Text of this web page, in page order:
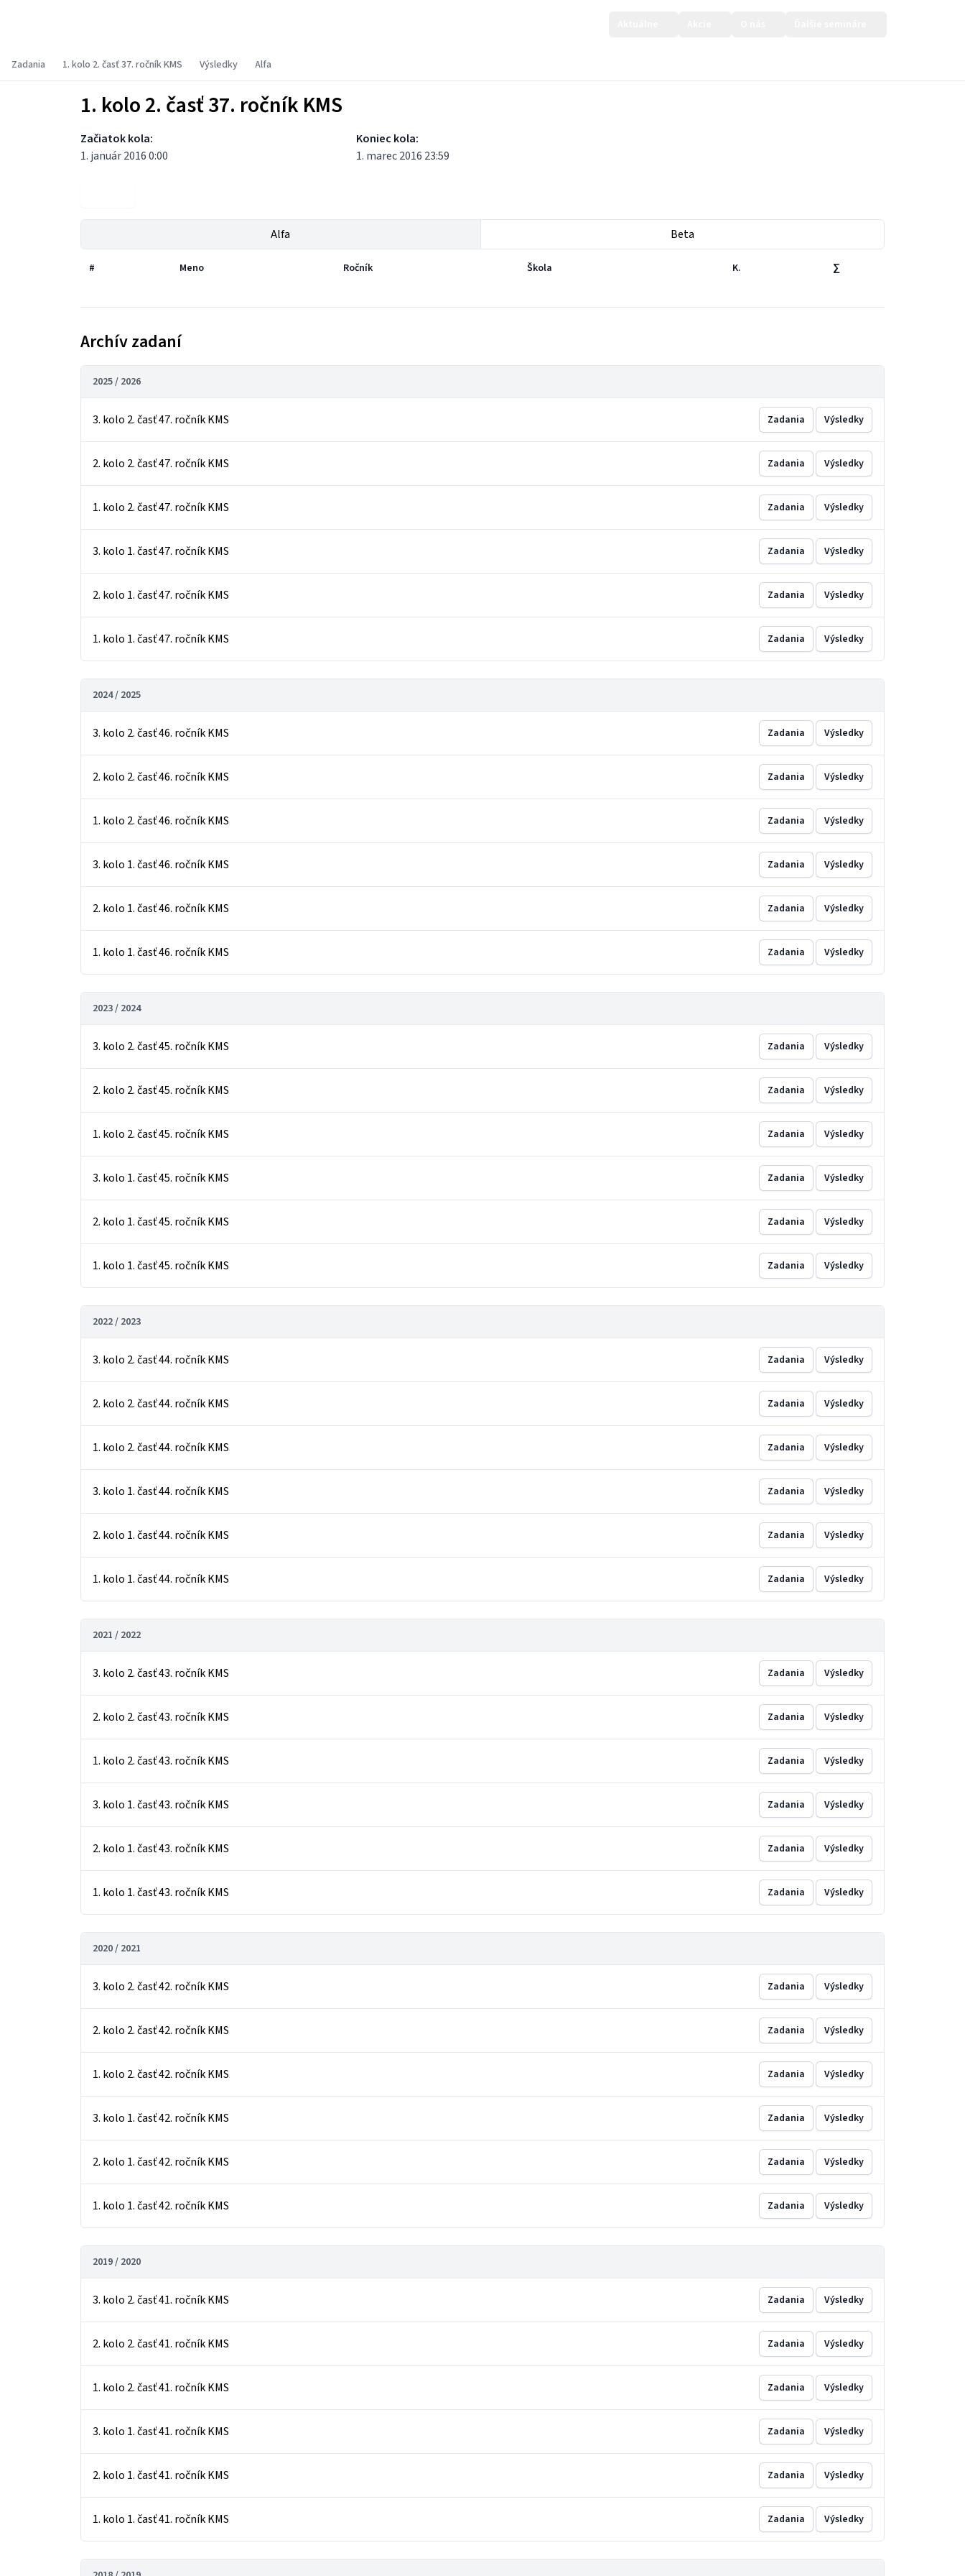
Zadania 1. kolo 2. časť 37. ročník KMS Výsledky Alfa
1. kolo 2. časť 37. ročník KMS
Začiatok kola:
1. január 2016 0:00
Koniec kola:
1. marec 2016 23:59
Alfa Beta
# Meno Ročník Škola K. ∑
Archív zadaní
2025 / 2026
3. kolo 2. časť 47. ročník KMS Zadania Výsledky
2. kolo 2. časť 47. ročník KMS Zadania Výsledky
1. kolo 2. časť 47. ročník KMS Zadania Výsledky
3. kolo 1. časť 47. ročník KMS Zadania Výsledky
2. kolo 1. časť 47. ročník KMS Zadania Výsledky
1. kolo 1. časť 47. ročník KMS Zadania Výsledky
2024 / 2025
3. kolo 2. časť 46. ročník KMS Zadania Výsledky
2. kolo 2. časť 46. ročník KMS Zadania Výsledky
1. kolo 2. časť 46. ročník KMS Zadania Výsledky
3. kolo 1. časť 46. ročník KMS Zadania Výsledky
2. kolo 1. časť 46. ročník KMS Zadania Výsledky
1. kolo 1. časť 46. ročník KMS Zadania Výsledky
2023 / 2024
3. kolo 2. časť 45. ročník KMS Zadania Výsledky
2. kolo 2. časť 45. ročník KMS Zadania Výsledky
1. kolo 2. časť 45. ročník KMS Zadania Výsledky
3. kolo 1. časť 45. ročník KMS Zadania Výsledky
2. kolo 1. časť 45. ročník KMS Zadania Výsledky
1. kolo 1. časť 45. ročník KMS Zadania Výsledky
2022 / 2023
3. kolo 2. časť 44. ročník KMS Zadania Výsledky
2. kolo 2. časť 44. ročník KMS Zadania Výsledky
1. kolo 2. časť 44. ročník KMS Zadania Výsledky
3. kolo 1. časť 44. ročník KMS Zadania Výsledky
2. kolo 1. časť 44. ročník KMS Zadania Výsledky
1. kolo 1. časť 44. ročník KMS Zadania Výsledky
2021 / 2022
3. kolo 2. časť 43. ročník KMS Zadania Výsledky
2. kolo 2. časť 43. ročník KMS Zadania Výsledky
1. kolo 2. časť 43. ročník KMS Zadania Výsledky
3. kolo 1. časť 43. ročník KMS Zadania Výsledky
2. kolo 1. časť 43. ročník KMS Zadania Výsledky
1. kolo 1. časť 43. ročník KMS Zadania Výsledky
2020 / 2021
3. kolo 2. časť 42. ročník KMS Zadania Výsledky
2. kolo 2. časť 42. ročník KMS Zadania Výsledky
1. kolo 2. časť 42. ročník KMS Zadania Výsledky
3. kolo 1. časť 42. ročník KMS Zadania Výsledky
2. kolo 1. časť 42. ročník KMS Zadania Výsledky
1. kolo 1. časť 42. ročník KMS Zadania Výsledky
2019 / 2020
3. kolo 2. časť 41. ročník KMS Zadania Výsledky
2. kolo 2. časť 41. ročník KMS Zadania Výsledky
1. kolo 2. časť 41. ročník KMS Zadania Výsledky
3. kolo 1. časť 41. ročník KMS Zadania Výsledky
2. kolo 1. časť 41. ročník KMS Zadania Výsledky
1. kolo 1. časť 41. ročník KMS Zadania Výsledky